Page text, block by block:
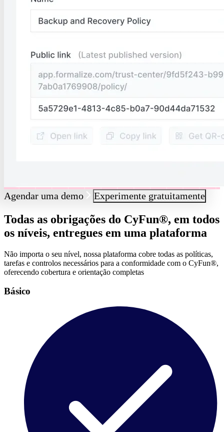
Agendar uma demo Experimente gratuitamente
Todas as obrigações do CyFun®, em todos
os níveis, entregues em uma plataforma
Não importa o seu nível, nossa plataforma cobre todas as políticas,
tarefas e controlos necessários para a conformidade com o CyFun®,
oferecendo cobertura e orientação completas
Básico